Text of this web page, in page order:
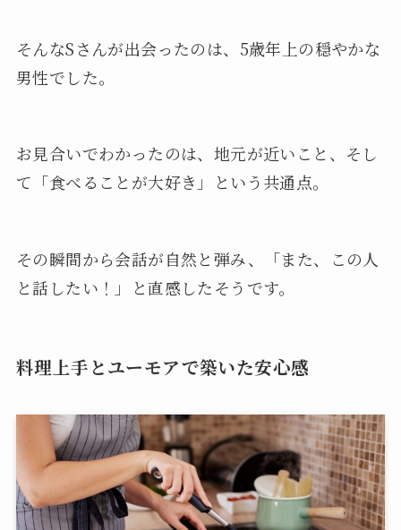
そんなSさんが出会ったのは、5歳年上の穏やかな
男性でした。
お見合いでわかったのは、地元が近いこと、そし
て「食べることが大好き」という共通点。
その瞬間から会話が自然と弾み、「また、この人
と話したい！」と直感したそうです。
料理上手とユーモアで築いた安心感